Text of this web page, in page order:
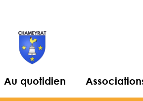
Au quotidien